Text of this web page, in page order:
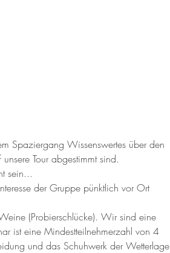
Spaziergang Wissenswertes über den
Tour abgestimmt sind.
sein...
(Probierschlücke). Wir sind eine
ist eine Mindestteilnehmerzahl von 4
und das Schuhwerk der Wetterlage